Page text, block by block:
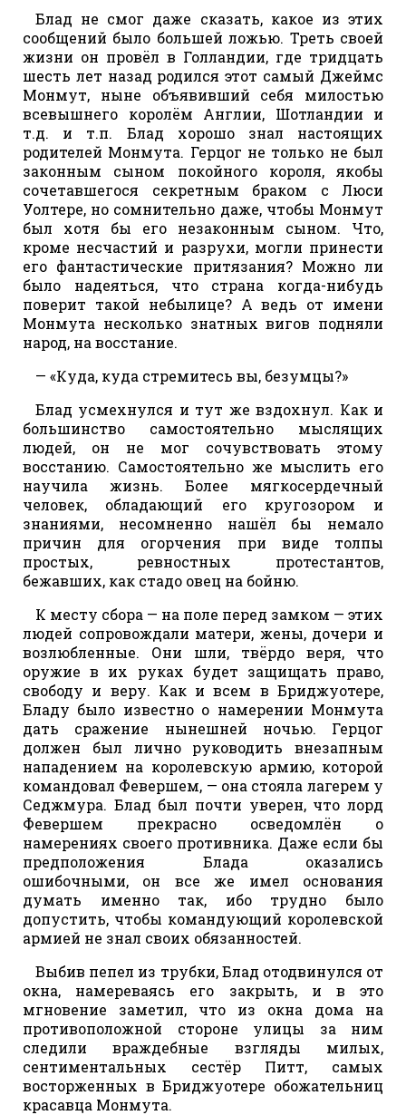
Блад не смог даже сказать, какое из этих
сообщений было большей ложью. Треть своей
жизни он провёл в Голландии, где тридцать
шесть лет назад родился этот самый Джеймс
Монмут, ныне объявивший себя милостью
всевышнего королём Англии, Шотландии и
т.д. и т.п. Блад хорошо знал настоящих
родителей Монмута. Герцог не только не был
законным сыном покойного короля, якобы
сочетавшегося секретным браком с Люси
Уолтере, но сомнительно даже, чтобы Монмут
был хотя бы его незаконным сыном. Что,
кроме несчастий и разрухи, могли принести
его фантастические притязания? Можно ли
было надеяться, что страна когда-нибудь
поверит такой небылице? А ведь от имени
Монмута несколько знатных вигов подняли
народ, на восстание.
— «Куда, куда стремитесь вы, безумцы?»
Блад усмехнулся и тут же вздохнул. Как и
большинство самостоятельно мыслящих
людей, он не мог сочувствовать этому
восстанию. Самостоятельно же мыслить его
научила жизнь. Более мягкосердечный
человек, обладающий его кругозором и
знаниями, несомненно нашёл бы немало
причин для огорчения при виде толпы
простых, ревностных протестантов,
бежавших, как стадо овец на бойню.
К месту сбора — на поле перед замком — этих
людей сопровождали матери, жены, дочери и
возлюбленные. Они шли, твёрдо веря, что
оружие в их руках будет защищать право,
свободу и веру. Как и всем в Бриджуотере,
Бладу было известно о намерении Монмута
дать сражение нынешней ночью. Герцог
должен был лично руководить внезапным
нападением на королевскую армию, которой
командовал Февершем, — она стояла лагерем у
Седжмура. Блад был почти уверен, что лорд
Февершем прекрасно осведомлён о
намерениях своего противника. Даже если бы
предположения Блада оказались
ошибочными, он все же имел основания
думать именно так, ибо трудно было
допустить, чтобы командующий королевской
армией не знал своих обязанностей.
Выбив пепел из трубки, Блад отодвинулся от
окна, намереваясь его закрыть, и в это
мгновение заметил, что из окна дома на
противоположной стороне улицы за ним
следили враждебные взгляды милых,
сентиментальных сестёр Питт, самых
восторженных в Бриджуотере обожательниц
красавца Монмута.